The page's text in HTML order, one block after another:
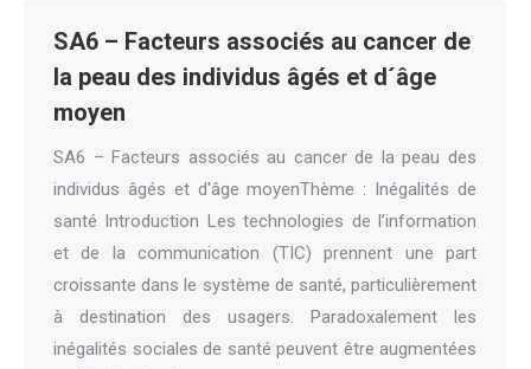
SA6 – Facteurs associés au cancer de
la peau des individus âgés et d´âge
moyen
SA6 – Facteurs associés au cancer de la peau des
individus âgés et d'âge moyenThème : Inégalités de
santé Introduction Les technologies de l’information
et de la communication (TIC) prennent une part
croissante dans le système de santé, particulièrement
à destination des usagers. Paradoxalement les
inégalités sociales de santé peuvent être augmentées